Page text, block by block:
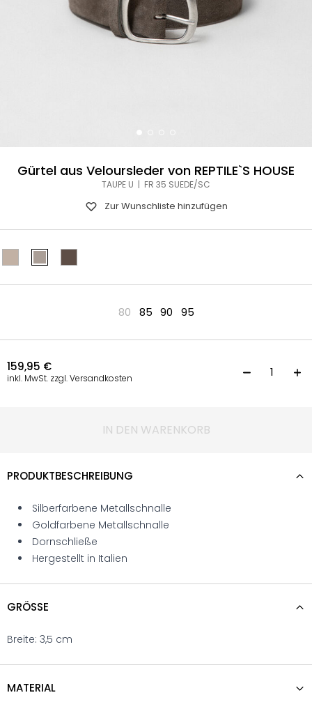
Gürtel aus Veloursleder von REPTILE`S HOUSE
TAUPE U | FR 35 SUEDE/SC
Zur Wunschliste hinzufügen
80 85 90 95
159,95 €
inkl. MwSt. zzgl. Versandkosten
IN DEN WARENKORB
PRODUKTBESCHREIBUNG
Silberfarbene Metallschnalle
Goldfarbene Metallschnalle
Dornschließe
Hergestellt in Italien
GRÖSSE
Breite: 3,5 cm
MATERIAL